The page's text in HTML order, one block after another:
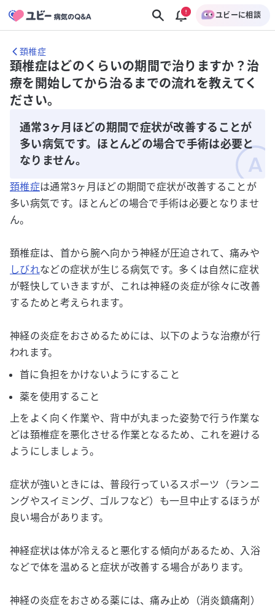
ユビーに相談
頚椎症
頚椎症はどのくらいの期間で治りますか？治
療を開始してから治るまでの流れを教えてく
ださい。
通常3ヶ月ほどの期間で症状が改善することが
多い病気です。ほとんどの場合で手術は必要と
なりません。
頚椎症は通常3ヶ月ほどの期間で症状が改善することが
多い病気です。ほとんどの場合で手術は必要となりませ
ん。
頚椎症は、首から腕へ向かう神経が圧迫されて、痛みや
しびれなどの症状が生じる病気です。多くは自然に症状
が軽快していきますが、これは神経の炎症が徐々に改善
するためと考えられます。
神経の炎症をおさめるためには、以下のような治療が行
われます。
首に負担をかけないようにすること
薬を使用すること
上をよく向く作業や、背中が丸まった姿勢で行う作業な
どは頚椎症を悪化させる作業となるため、これを避ける
ようにしましょう。
症状が強いときには、普段行っているスポーツ（ランニ
ングやスイミング、ゴルフなど）も一旦中止するほうが
良い場合があります。
神経症状は体が冷えると悪化する傾向があるため、入浴
などで体を温めると症状が改善する場合があります。
神経の炎症をおさめる薬には、痛み止め（消炎鎮痛剤）